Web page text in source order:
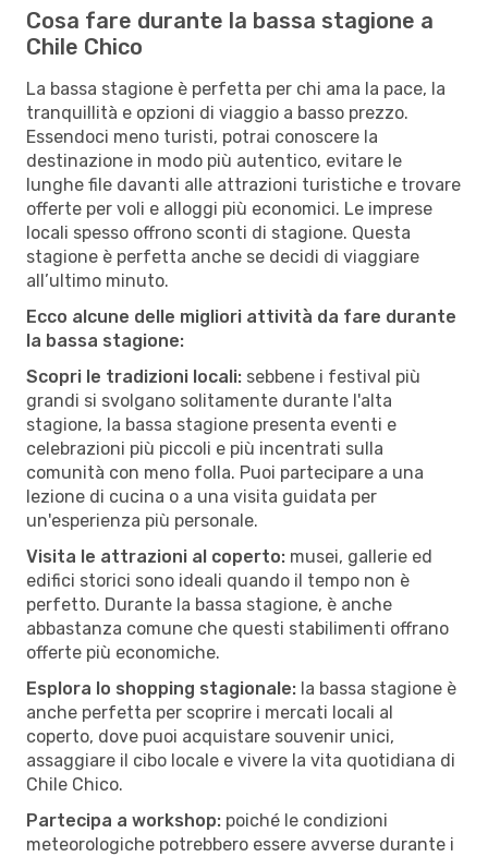
Cosa fare durante la bassa stagione a
Chile Chico
La bassa stagione è perfetta per chi ama la pace, la
tranquillità e opzioni di viaggio a basso prezzo.
Essendoci meno turisti, potrai conoscere la
destinazione in modo più autentico, evitare le
lunghe file davanti alle attrazioni turistiche e trovare
offerte per voli e alloggi più economici. Le imprese
locali spesso offrono sconti di stagione. Questa
stagione è perfetta anche se decidi di viaggiare
all’ultimo minuto.
Ecco alcune delle migliori attività da fare durante
la bassa stagione:
Scopri le tradizioni locali: sebbene i festival più
grandi si svolgano solitamente durante l'alta
stagione, la bassa stagione presenta eventi e
celebrazioni più piccoli e più incentrati sulla
comunità con meno folla. Puoi partecipare a una
lezione di cucina o a una visita guidata per
un'esperienza più personale.
Visita le attrazioni al coperto: musei, gallerie ed
edifici storici sono ideali quando il tempo non è
perfetto. Durante la bassa stagione, è anche
abbastanza comune che questi stabilimenti offrano
offerte più economiche.
Esplora lo shopping stagionale: la bassa stagione è
anche perfetta per scoprire i mercati locali al
coperto, dove puoi acquistare souvenir unici,
assaggiare il cibo locale e vivere la vita quotidiana di
Chile Chico.
Partecipa a workshop: poiché le condizioni
meteorologiche potrebbero essere avverse durante i